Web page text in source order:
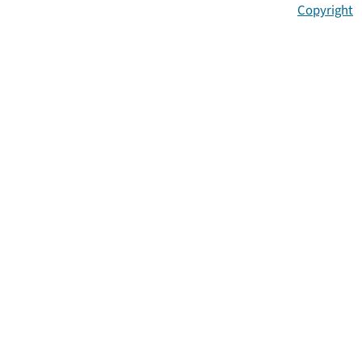
Copyright